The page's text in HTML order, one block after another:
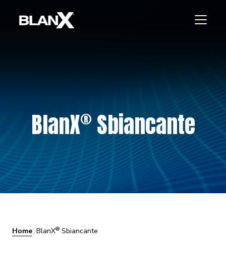
BlanX® Sbiancante
Home BlanX® Sbiancante